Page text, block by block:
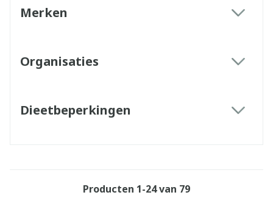
Merken
Organisaties
Dieetbeperkingen
Producten 1-24van 79